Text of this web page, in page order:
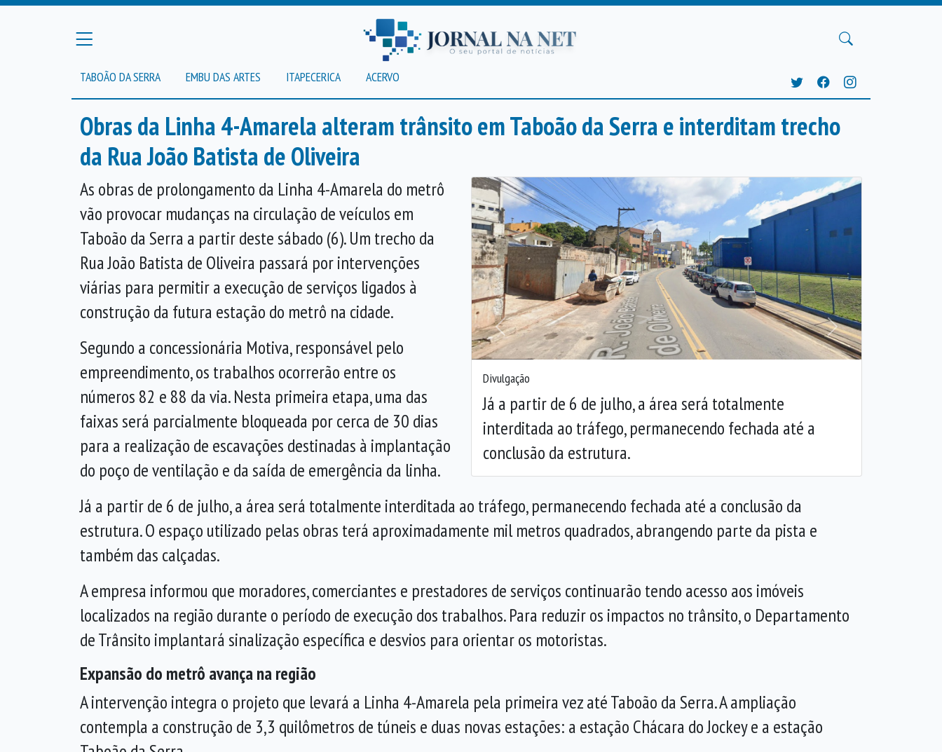
TABOÃO DA SERRA EMBU DAS ARTES ITAPECERICA ACERVO
Obras da Linha 4-Amarela alteram trânsito em Taboão da Serra e interditam trecho
da Rua João Batista de Oliveira
Divulgação
Já a partir de 6 de julho, a área será totalmente
interditada ao tráfego, permanecendo fechada até a
conclusão da estrutura.
Anterior Próxima
As obras de prolongamento da Linha 4-Amarela do metrô
vão provocar mudanças na circulação de veículos em
Taboão da Serra a partir deste sábado (6). Um trecho da
Rua João Batista de Oliveira passará por intervenções
viárias para permitir a execução de serviços ligados à
construção da futura estação do metrô na cidade.
Segundo a concessionária Motiva, responsável pelo
empreendimento, os trabalhos ocorrerão entre os
números 82 e 88 da via. Nesta primeira etapa, uma das
faixas será parcialmente bloqueada por cerca de 30 dias
para a realização de escavações destinadas à implantação
do poço de ventilação e da saída de emergência da linha.
Já a partir de 6 de julho, a área será totalmente interditada ao tráfego, permanecendo fechada até a conclusão da
estrutura. O espaço utilizado pelas obras terá aproximadamente mil metros quadrados, abrangendo parte da pista e
também das calçadas.
A empresa informou que moradores, comerciantes e prestadores de serviços continuarão tendo acesso aos imóveis
localizados na região durante o período de execução dos trabalhos. Para reduzir os impactos no trânsito, o Departamento
de Trânsito implantará sinalização específica e desvios para orientar os motoristas.
Expansão do metrô avança na região
A intervenção integra o projeto que levará a Linha 4-Amarela pela primeira vez até Taboão da Serra. A ampliação
contempla a construção de 3,3 quilômetros de túneis e duas novas estações: a estação Chácara do Jockeye a estação